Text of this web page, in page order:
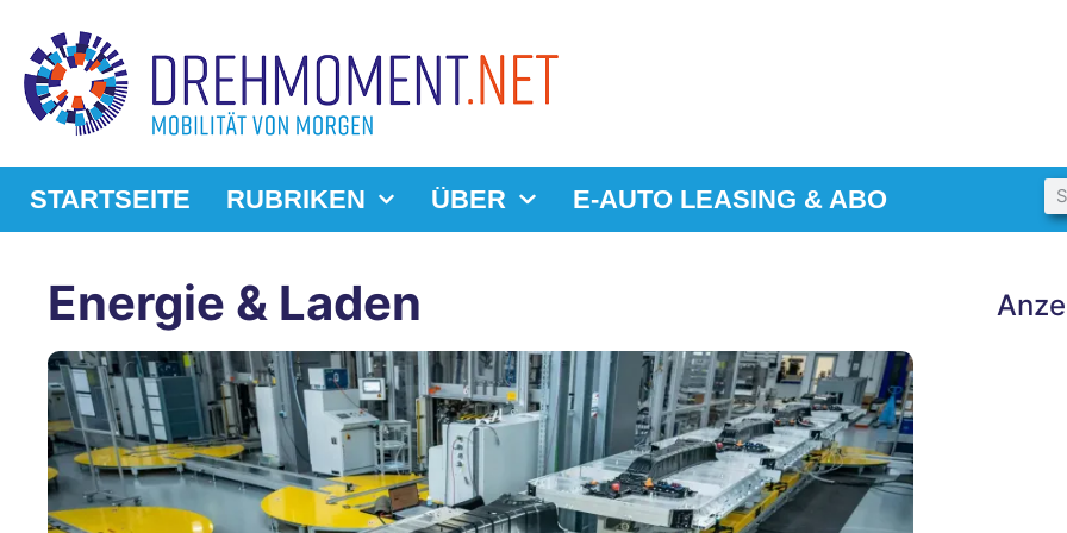
STARTSEITE RUBRIKEN ÜBER E-AUTO LEASING & ABO
Energie & Laden